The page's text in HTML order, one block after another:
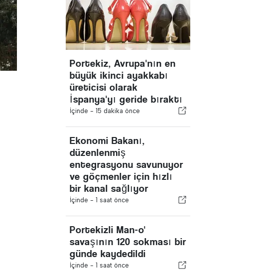
Portekiz, Avrupa'nın en
büyük ikinci ayakkabı
üreticisi olarak
İspanya'yı geride bıraktı
İçinde - 15 dakika önce
Ekonomi Bakanı,
düzenlenmiş
entegrasyonu savunuyor
ve göçmenler için hızlı
bir kanal sağlıyor
İçinde - 1 saat önce
Portekizli Man-o'
savaşının 120 sokması bir
günde kaydedildi
İçinde - 1 saat önce